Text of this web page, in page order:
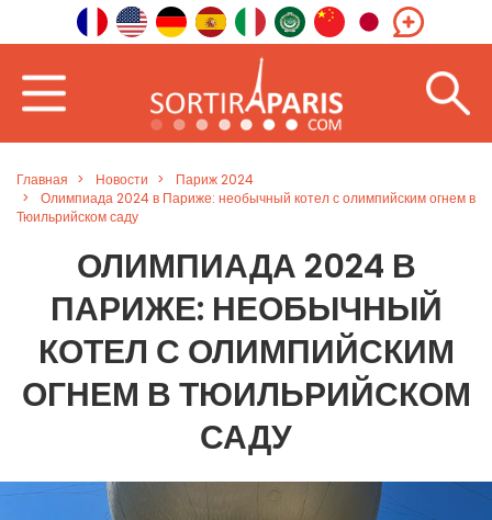
Главная Новости
Париж 2024
Олимпиада 2024 в Париже: необычный котел с олимпийским огнем в
Тюильрийском саду
ОЛИМПИАДА 2024 В
ПАРИЖЕ: НЕОБЫЧНЫЙ
КОТЕЛ С ОЛИМПИЙСКИМ
ОГНЕМ В ТЮИЛЬРИЙСКОМ
САДУ